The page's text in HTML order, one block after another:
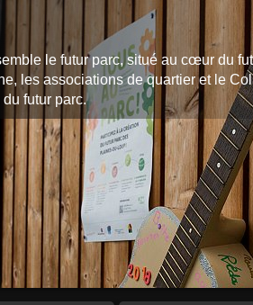
le futur parc, situé au cœur du
les associations de quartier et le
futur parc.